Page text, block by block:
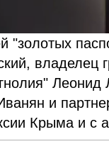
"золотых
и
Крыма и